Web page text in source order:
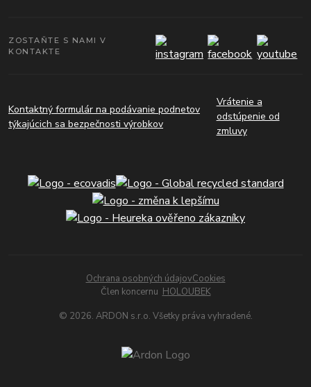
ZOSTAŇTE S NAMI V
KONTAKTE
Kontaktný formulár na podávanie podnetov
týkajúcich sa bezpečnosti výrobkov
Vrátenie a
odstúpenie od
zmluvy
Ochrana osobných údajovCookies
Člen koncernu HOLOUBEK
© 2026. ARDON s.r.o. Všetky práva vyhradené.